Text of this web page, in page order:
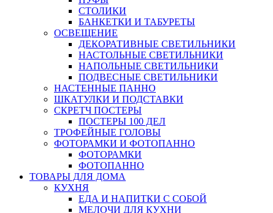
СТОЛИКИ
БАНКЕТКИ И ТАБУРЕТЫ
ОСВЕЩЕНИЕ
ДЕКОРАТИВНЫЕ СВЕТИЛЬНИКИ
НАСТОЛЬНЫЕ СВЕТИЛЬНИКИ
НАПОЛЬНЫЕ СВЕТИЛЬНИКИ
ПОДВЕСНЫЕ СВЕТИЛЬНИКИ
НАСТЕННЫЕ ПАННО
ШКАТУЛКИ И ПОДСТАВКИ
СКРЕТЧ ПОСТЕРЫ
ПОСТЕРЫ 100 ДЕЛ
ТРОФЕЙНЫЕ ГОЛОВЫ
ФОТОРАМКИ И ФОТОПАННО
ФОТОРАМКИ
ФОТОПАННО
ТОВАРЫ ДЛЯ ДОМА
КУХНЯ
ЕДА И НАПИТКИ С СОБОЙ
МЕЛОЧИ ДЛЯ КУХНИ